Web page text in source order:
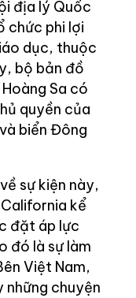
địa lý Quốc
chức phi lợi
dục, thuộc
bộ bản đồ
Sa có
quyền của
biển Đông
sự kiện này,
kể
đặt áp lực
đó là sự làm
Việt Nam,
chuyện